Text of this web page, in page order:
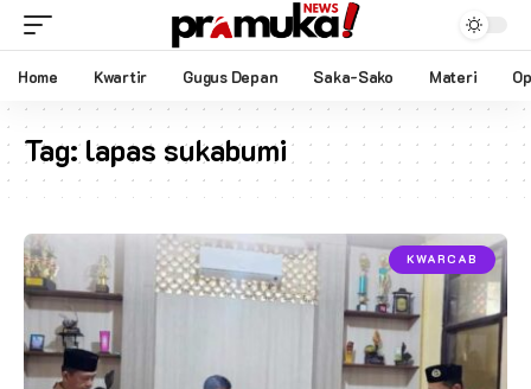
Home Kwartir Gugus Depan Saka-Sako Materi
Tag:lapas sukabumi
KWARCAB